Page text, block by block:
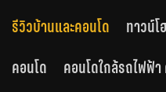
รีวิวบ้านและคอนโด ทาวน์โ
คอนโด
คอนโดใกล้รถไฟฟ้